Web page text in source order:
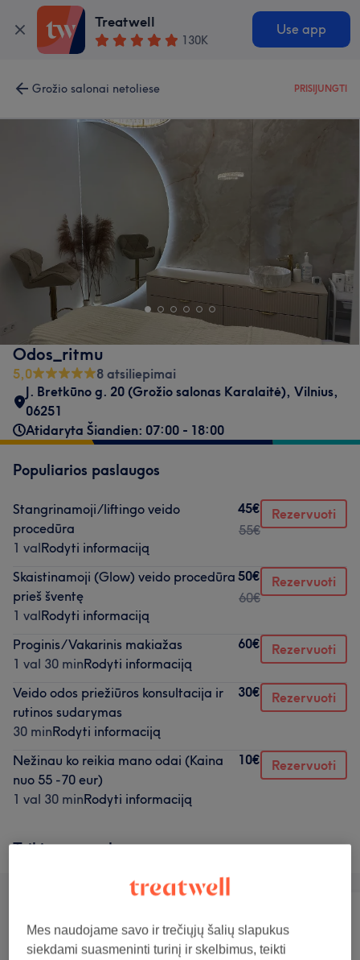
Treatwell
130K
Use app
Grožio salonai netoliese PRISIJUNGTI
Odos_ritmu
5,0
8 atsiliepimai
J. Bretkūno g. 20 (Grožio salonas Karalaitė), Vilnius,
06251
Atidaryta Šiandien: 07:00 - 18:00
Populiarios paslaugos
Stangrinamoji/liftingo veido
procedūra
1 valRodyti informaciją
45€
55€
Rezervuoti
Skaistinamoji (Glow) veido procedūra
prieš šventę
1 valRodyti informaciją
50€
60€
Rezervuoti
Proginis/Vakarinis makiažas
1 val 30 minRodyti informaciją
60€ Rezervuoti
Veido odos priežiūros konsultacija ir
rutinos sudarymas
30 minRodyti informaciją
30€ Rezervuoti
Nežinau ko reikia mano odai (Kaina
nuo 55 -70 eur)
1 val 30 minRodyti informaciją
10€ Rezervuoti
Teikiamos paslaugos
Visos paslaugos Veidas
Mes naudojame savo ir trečiųjų šalių slapukus
siekdami suasmeninti turinį ir skelbimus, teikti